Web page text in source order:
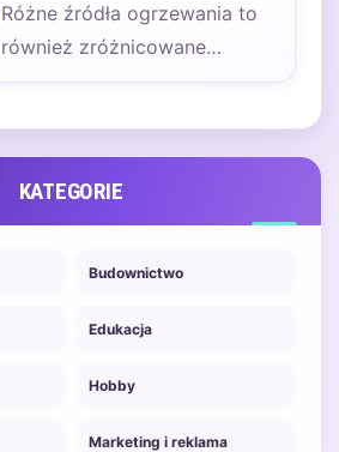
Różne źródła ogrzewania to
również zróżnicowane
możliwości. Z tego powodu
KATEGORIE
Budownictwo
Edukacja
Hobby
Marketing i reklama